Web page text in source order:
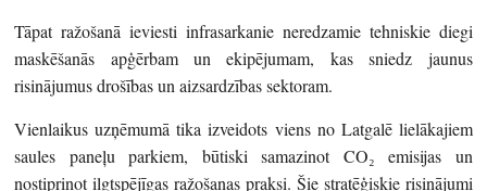
Tāpat ražošanā ieviesti infrasarkanie neredzamie tehniskie diegi
maskēšanās apģērbam un ekipējumam, kas sniedz jaunus
risinājumus drošības un aizsardzības sektoram.
Vienlaikus uzņēmumā tika izveidots viens no Latgalē lielākajiem
saules paneļu parkiem, būtiski samazinot CO₂ emisijas un
nostiprinot ilgtspējīgas ražošanas praksi. Šie stratēģiskie risinājumi